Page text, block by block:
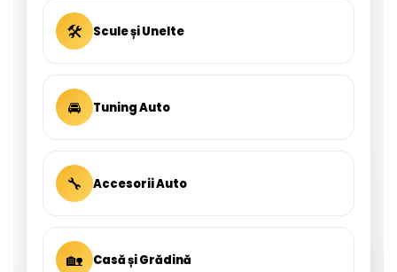
🛠 Scule și Unelte
🚘 Tuning Auto
🔧 Accesorii Auto
🏡 Casă și Grădină